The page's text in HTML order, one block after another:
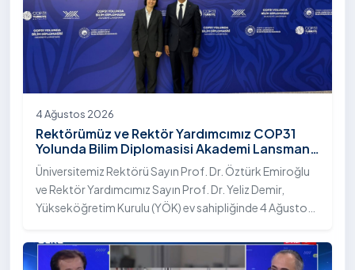
4 Ağustos 2026
Rektörümüz ve Rektör Yardımcımız COP31
Yolunda Bilim Diplomasisi Akademi Lansmanı
Toplantısına Katıldı
Üniversitemiz Rektörü Sayın Prof. Dr. Öztürk Emiroğlu
ve Rektör Yardımcımız Sayın Prof. Dr. Yeliz Demir,
Yükseköğretim Kurulu (YÖK) ev sahipliğinde 4 Ağustos
Bilim Diplomasisi: Akademi Lansmanı” programına
katıldı.